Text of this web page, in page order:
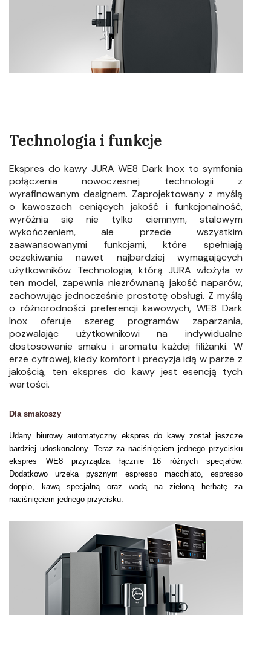
Technologia i funkcje
Ekspres do kawy JURA WE8 Dark Inox to symfonia
połączenia nowoczesnej technologii z
wyrafinowanym designem. Zaprojektowany z myślą
o kawoszach ceniących jakość i funkcjonalność,
wyróżnia się nie tylko ciemnym, stalowym
wykończeniem, ale przede wszystkim
zaawansowanymi funkcjami, które spełniają
oczekiwania nawet najbardziej wymagających
użytkowników. Technologia, którą JURA włożyła w
ten model, zapewnia niezrównaną jakość naparów,
zachowując jednocześnie prostotę obsługi. Z myślą
o różnorodności preferencji kawowych, WE8 Dark
Inox oferuje szereg programów zaparzania,
pozwalając użytkownikowi na indywidualne
dostosowanie smaku i aromatu każdej filiżanki. W
erze cyfrowej, kiedy komfort i precyzja idą w parze z
jakością, ten ekspres do kawy jest esencją tych
wartości.
Dla smakoszy
Udany biurowy automatyczny ekspres do kawy został jeszcze
bardziej udoskonalony. Teraz za naciśnięciem jednego przycisku
ekspres WE8 przyrządza łącznie 16 różnych specjałów.
Dodatkowo urzeka pysznym espresso macchiato, espresso
doppio, kawą specjalną oraz wodą na zieloną herbatę za
naciśnięciem jednego przycisku.